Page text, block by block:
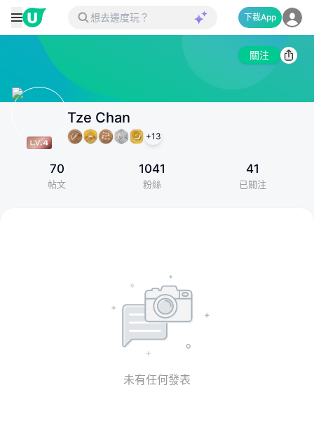
下載App
關注
Tze Chan
+13
70
帖文
1041
粉絲
41
已關注
未有任何發表